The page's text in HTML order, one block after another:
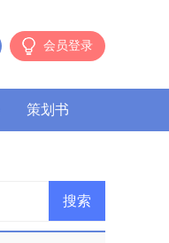
会员登录
策划书